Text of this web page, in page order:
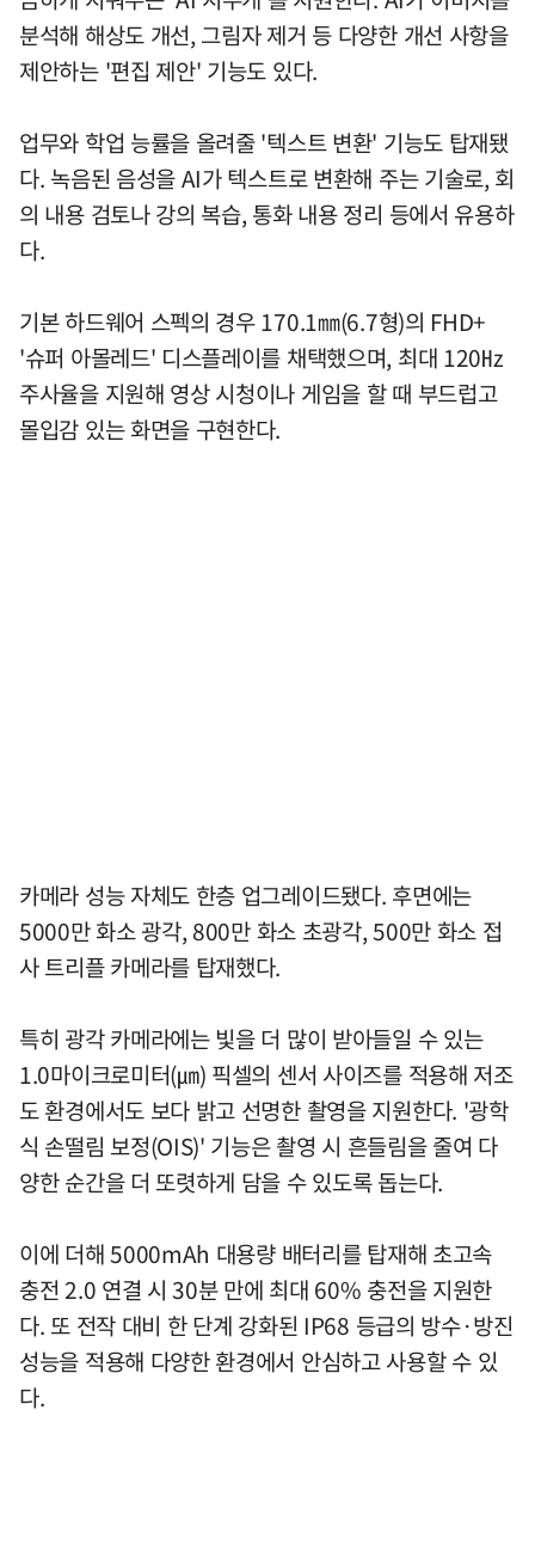
분석해 해상도 개선, 그림자 제거 등 다양한 개선 사항을
제안하는 '편집 제안' 기능도 있다.
업무와 학업 능률을 올려줄 '텍스트 변환' 기능도 탑재됐
다. 녹음된 음성을 AI가 텍스트로 변환해 주는 기술로, 회
의 내용 검토나 강의 복습, 통화 내용 정리 등에서 유용하
다.
기본 하드웨어 스펙의 경우 170.1㎜(6.7형)의 FHD+
'슈퍼 아몰레드' 디스플레이를 채택했으며, 최대 120㎐
주사율을 지원해 영상 시청이나 게임을 할 때 부드럽고
몰입감 있는 화면을 구현한다.
카메라 성능 자체도 한층 업그레이드됐다. 후면에는
5000만 화소 광각, 800만 화소 초광각, 500만 화소 접
사 트리플 카메라를 탑재했다.
특히 광각 카메라에는 빛을 더 많이 받아들일 수 있는
1.0마이크로미터(㎛) 픽셀의 센서 사이즈를 적용해 저조
도 환경에서도 보다 밝고 선명한 촬영을 지원한다. '광학
식 손떨림 보정(OIS)' 기능은 촬영 시 흔들림을 줄여 다
양한 순간을 더 또렷하게 담을 수 있도록 돕는다.
이에 더해 5000mAh 대용량 배터리를 탑재해 초고속
충전 2.0 연결 시 30분 만에 최대 60% 충전을 지원한
다. 또 전작 대비 한 단계 강화된 IP68 등급의 방수·방진
성능을 적용해 다양한 환경에서 안심하고 사용할 수 있
다.